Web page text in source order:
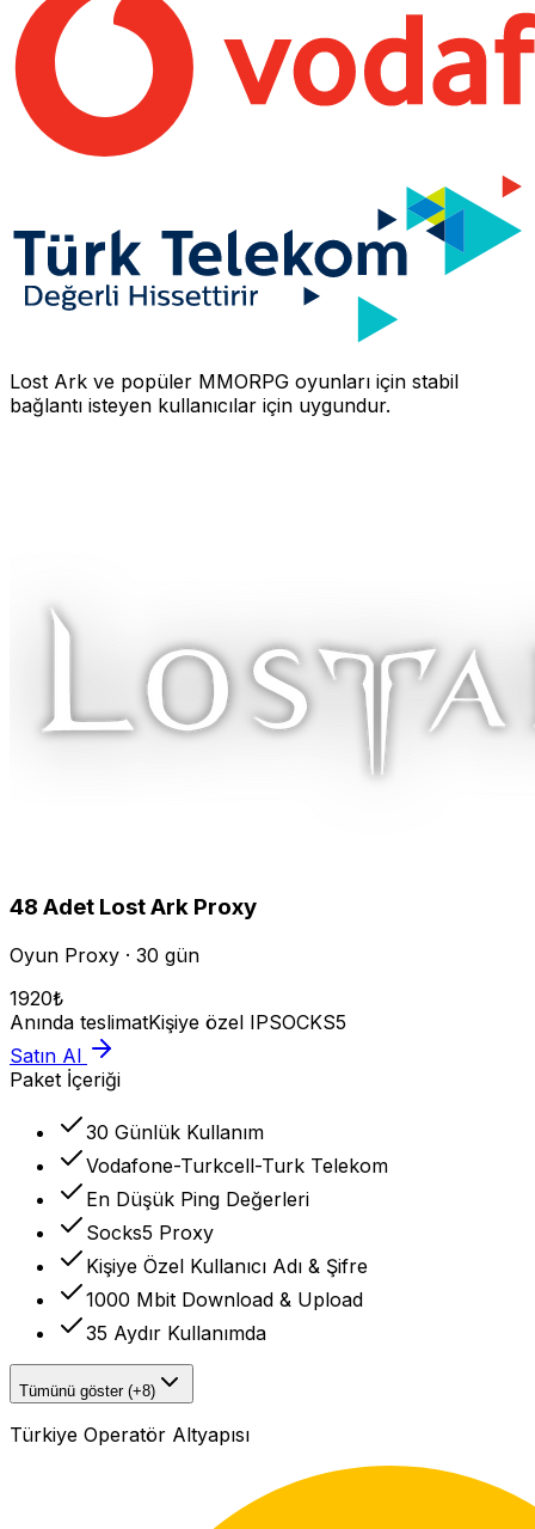
Lost Ark ve popüler MMORPG oyunları için stabil
bağlantı isteyen kullanıcılar için uygundur.
48 Adet Lost Ark Proxy
Oyun Proxy · 30 gün
1920₺
Anında teslimatKişiye özel IPSOCKS5
Satın Al
Paket İçeriği
30 Günlük Kullanım
Vodafone-Turkcell-Turk Telekom
En Düşük Ping Değerleri
Socks5 Proxy
Kişiye Özel Kullanıcı Adı & Şifre
1000 Mbit Download & Upload
35 Aydır Kullanımda
Tümünü göster (+8)
Türkiye Operatör Altyapısı